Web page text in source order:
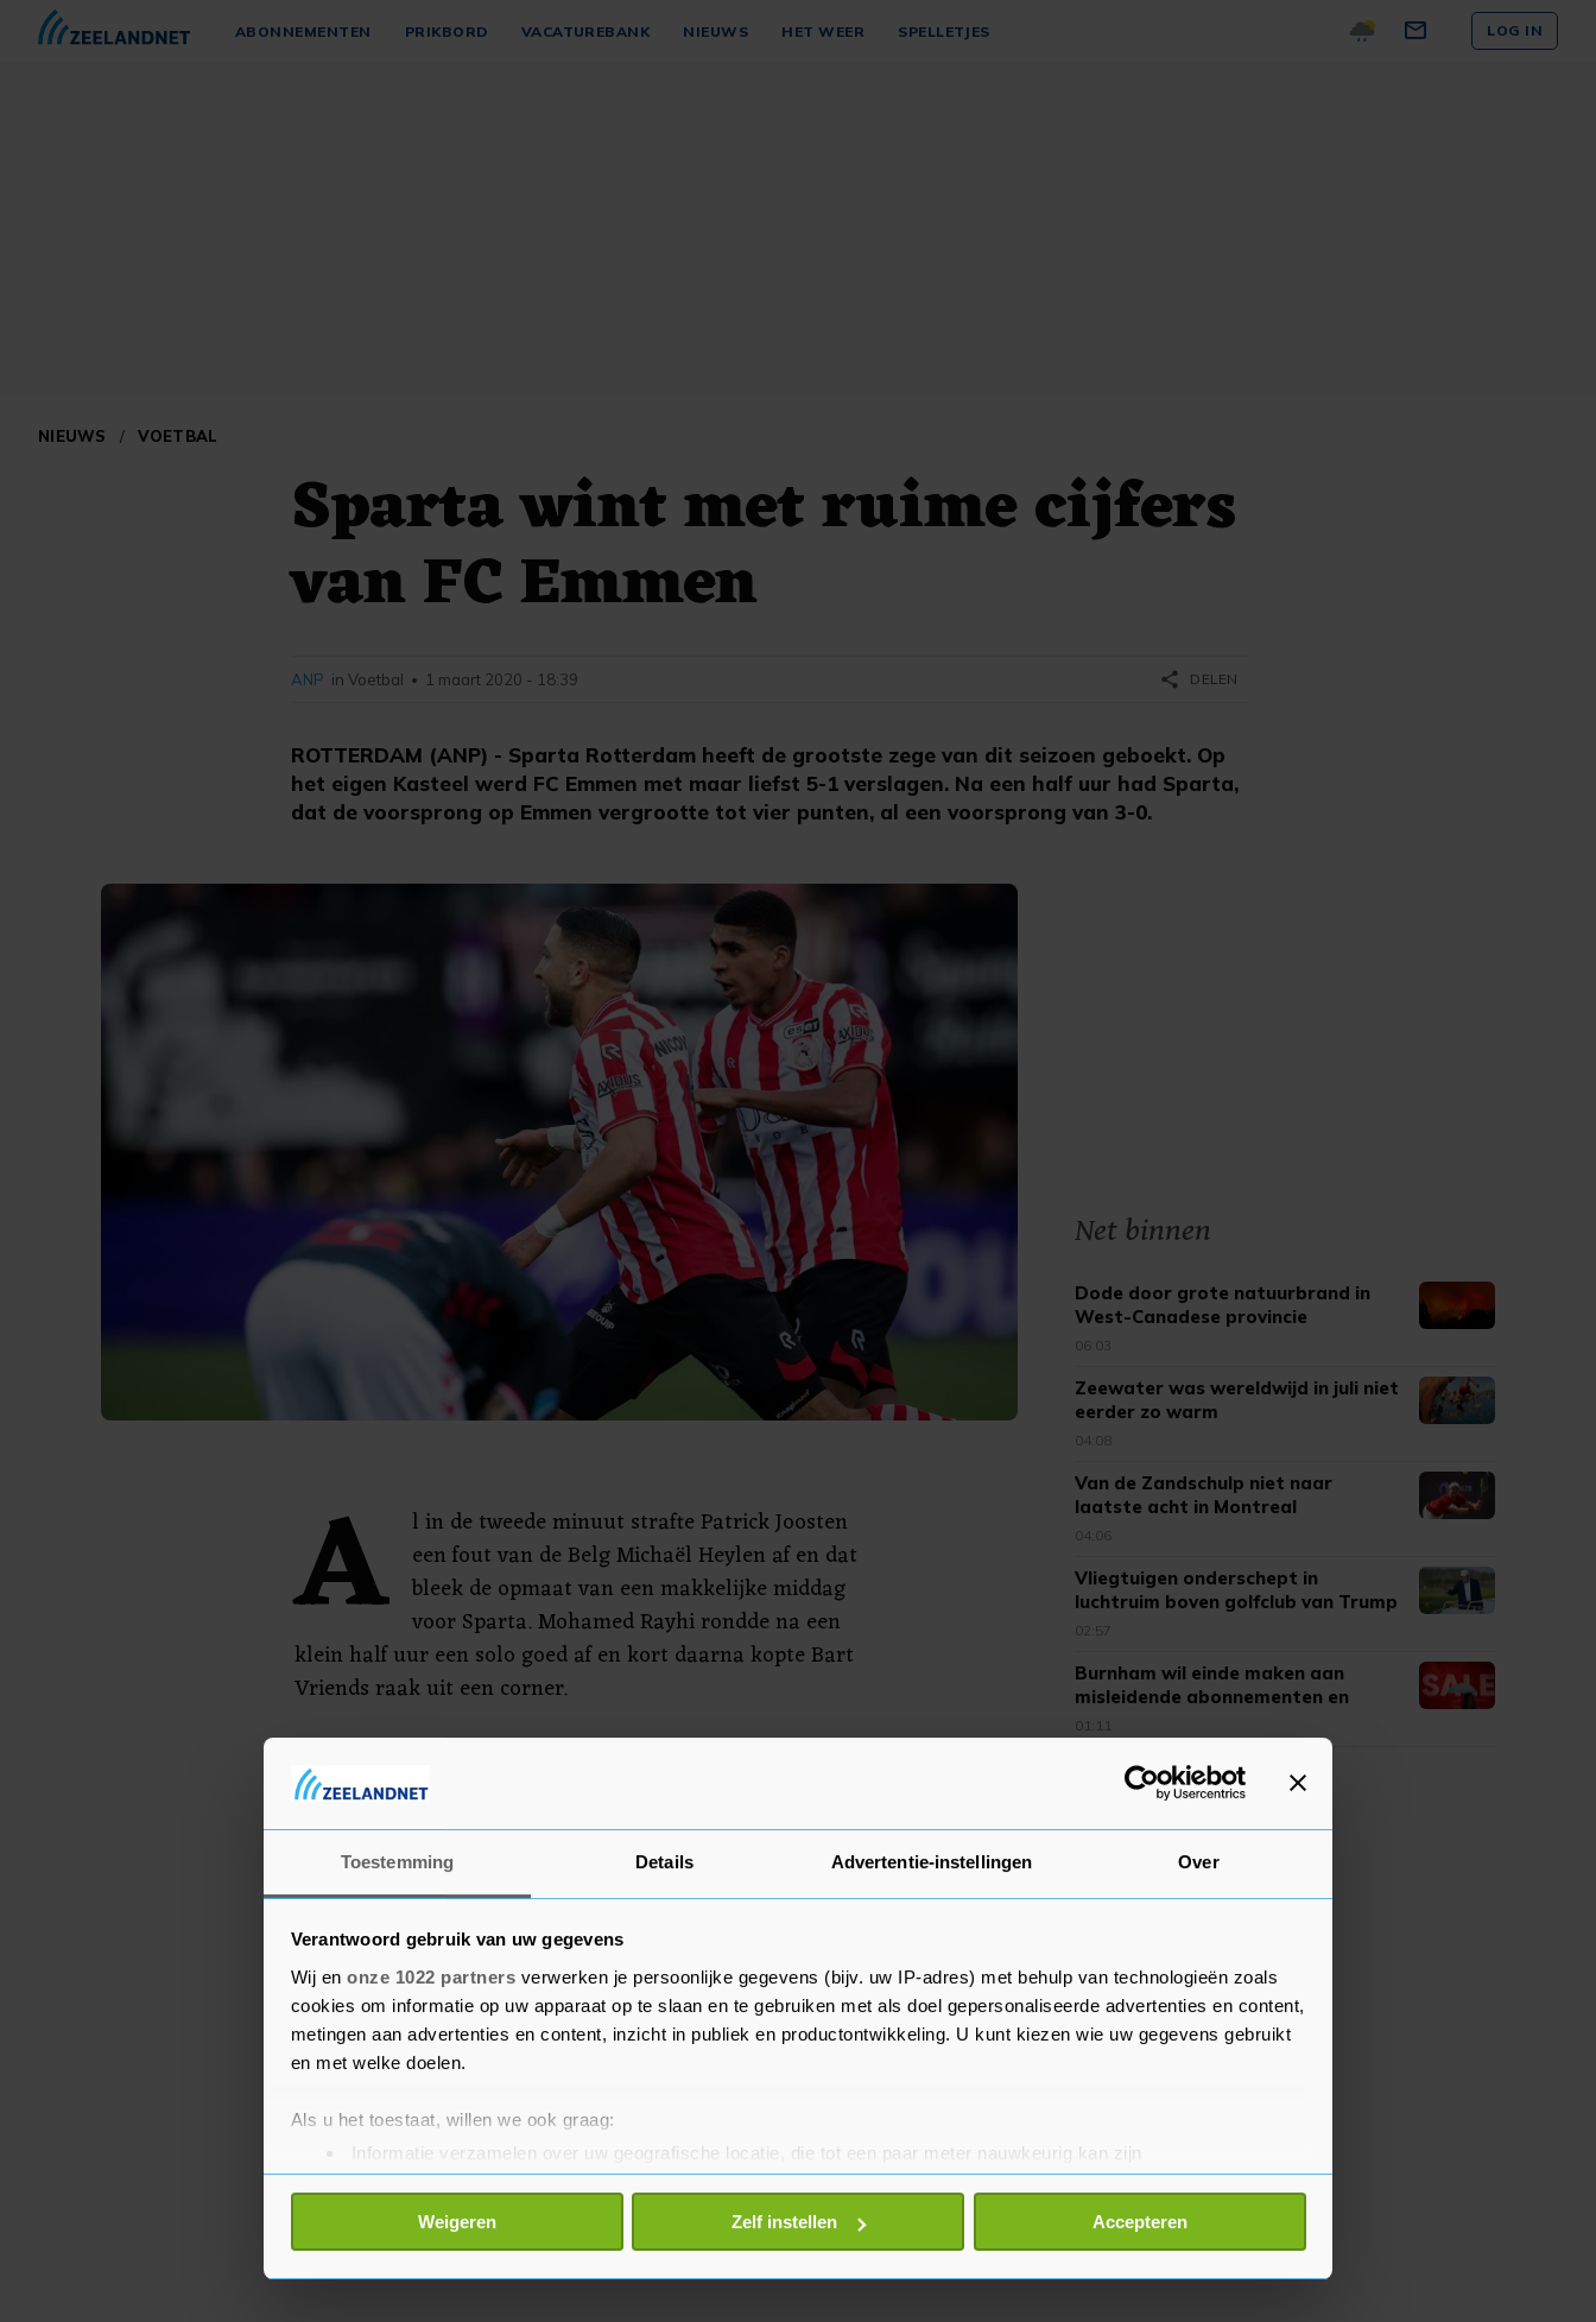
Toestemming Details Advertentie-instellingen Over
Verantwoord gebruik van uw gegevens
Wij en onze 1022 partners verwerken je persoonlijke gegevens (bijv. uw IP-adres) met behulp van technologieën zoals
cookies om informatie op uw apparaat op te slaan en te gebruiken met als doel gepersonaliseerde advertenties en content,
metingen aan advertenties en content, inzicht in publiek en productontwikkeling. U kunt kiezen wie uw gegevens gebruikt
en met welke doelen.
Als u het toestaat, willen we ook graag:
Informatie verzamelen over uw geografische locatie, die tot een paar meter nauwkeurig kan zijn
Uw apparaat identificeren door het actief te scannen op specifieke eigenschappen (fingerprinting)
Lees meer over hoe uw persoonlijke gegevens worden verwerkt en stel uw voorkeuren in het
detailgedeelte
toestemming op elk moment wijzigen of intrekken in de Cookieverklaring.
Weigeren Zelf instellen Accepteren
ABONNEMENTEN PRIKBORD VACATUREBANK NIEUWS HET WEER SPELLETJES LOG IN
NIEUWS / VOETBAL
Sparta wint met ruime cijfers
van FC Emmen
ROTTERDAM (ANP) - Sparta Rotterdam heeft de grootste zege van dit seizoen geboekt. Op
het eigen Kasteel werd FC Emmen met maar liefst 5-1 verslagen. Na een half uur had Sparta,
dat de voorsprong op Emmen vergrootte tot vier punten, al een voorsprong van 3-0.
ANP in Voetbal • 1 maart 2020 - 18:39 share DELEN
A
l in de tweede minuut strafte Patrick Joosten
een fout van de Belg Michaël Heylen af en dat
bleek de opmaat van een makkelijke middag
voor Sparta. Mohamed Rayhi rondde na een
klein half uur een solo goed af en kort daarna kopte Bart
Vriends raak uit een corner.
In de tweede helft bracht Michael de Leeuw de marge
terug tot twee, maar in de laatste tien minuten liep
Araujo en Abdou Harroui.
Net binnen
Dode door grote natuurbrand in
West-Canadese provincie
06:03
Zeewater was wereldwijd in juli niet
eerder zo warm
04:08
Van de Zandschulp niet naar
laatste acht in Montreal
04:06
Vliegtuigen onderschept in
luchtruim boven golfclub van Trump
02:57
Burnham wil einde maken aan
misleidende abonnementen en
kortingen
01:11